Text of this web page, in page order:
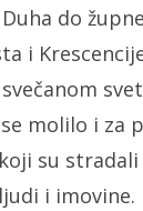
do
i
molilo i za
su
i imovine.